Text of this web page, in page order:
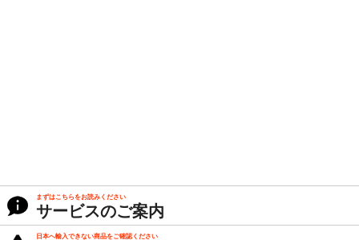
まずはこちらをお読みください
サービスのご案内
日本へ輸入できない商品をご確認ください